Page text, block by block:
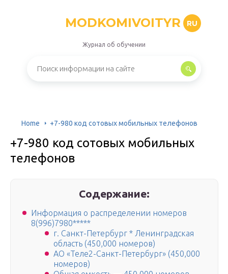
MODKOMIVOITYR RU
Журнал об обучении
Home +7-980 код сотовых мобильных телефонов
+7-980 код сотовых мобильных
телефонов
Содержание:
Информация о распределении номеров
8(996)7980*****
г. Санкт-Петербург * Ленинградская
область (450,000 номеров)
АО «Теле2-Санкт-Петербург» (450,000
номеров)